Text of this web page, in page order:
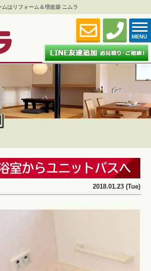
はリフォーム＆増改築 ニムラ
MENU
室からユニットバスへ
2018.01.23 (Tue)